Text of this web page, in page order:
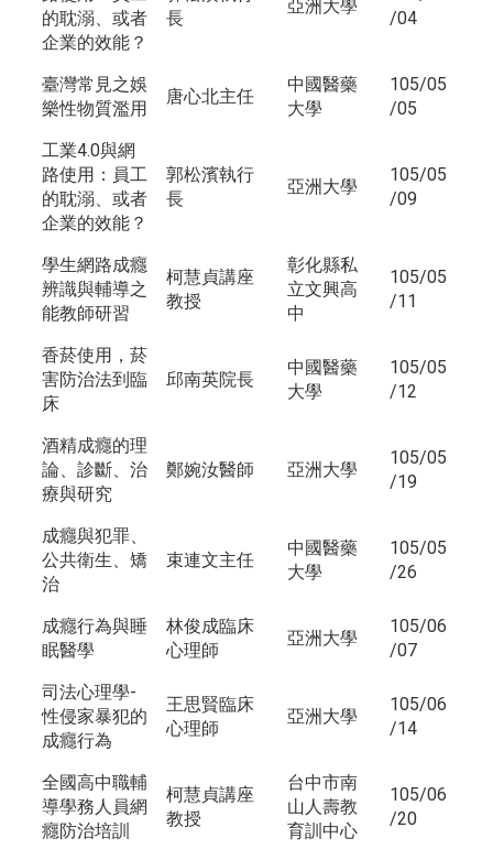
的耽溺、或者
企業的效能？
長
亞洲大學
/04
臺灣常見之娛
樂性物質濫用
唐心北主任
中國醫藥
大學
105/05
/05
工業4.0與網
路使用：員工
的耽溺、或者
企業的效能？
郭松濱執行
長
亞洲大學
105/05
/09
學生網路成癮
辨識與輔導之
能教師研習
柯慧貞講座
教授
彰化縣私
立文興高
中
105/05
/11
香菸使用，菸
害防治法到臨
床
邱南英院長
中國醫藥
大學
105/05
/12
酒精成癮的理
論、診斷、治
療與研究
鄭婉汝醫師 亞洲大學
105/05
/19
成癮與犯罪、
公共衛生、矯
治
束連文主任
中國醫藥
大學
105/05
/26
成癮行為與睡
眠醫學
林俊成臨床
心理師
亞洲大學
105/06
/07
司法心理學-
性侵家暴犯的
成癮行為
王思賢臨床
心理師
亞洲大學
105/06
/14
全國高中職輔
導學務人員網
癮防治培訓
柯慧貞講座
教授
台中市南
山人壽教
育訓中心
105/06
/20